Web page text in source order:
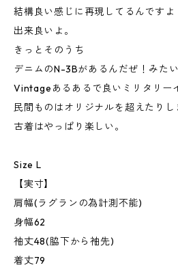
結構良い感じに再現してるんですよ
出来良いよ。
きっとそのうち
デニムのN-3Bがあるんだぜ！みた
Vintageあるあるで良いミリタリー
民間ものはオリジナルを超えたりし
古着はやっぱり楽しい。
Size L
【実寸】
肩幅(ラグランの為計測不能)
身幅62
袖丈48(脇下から袖先)
着丈79